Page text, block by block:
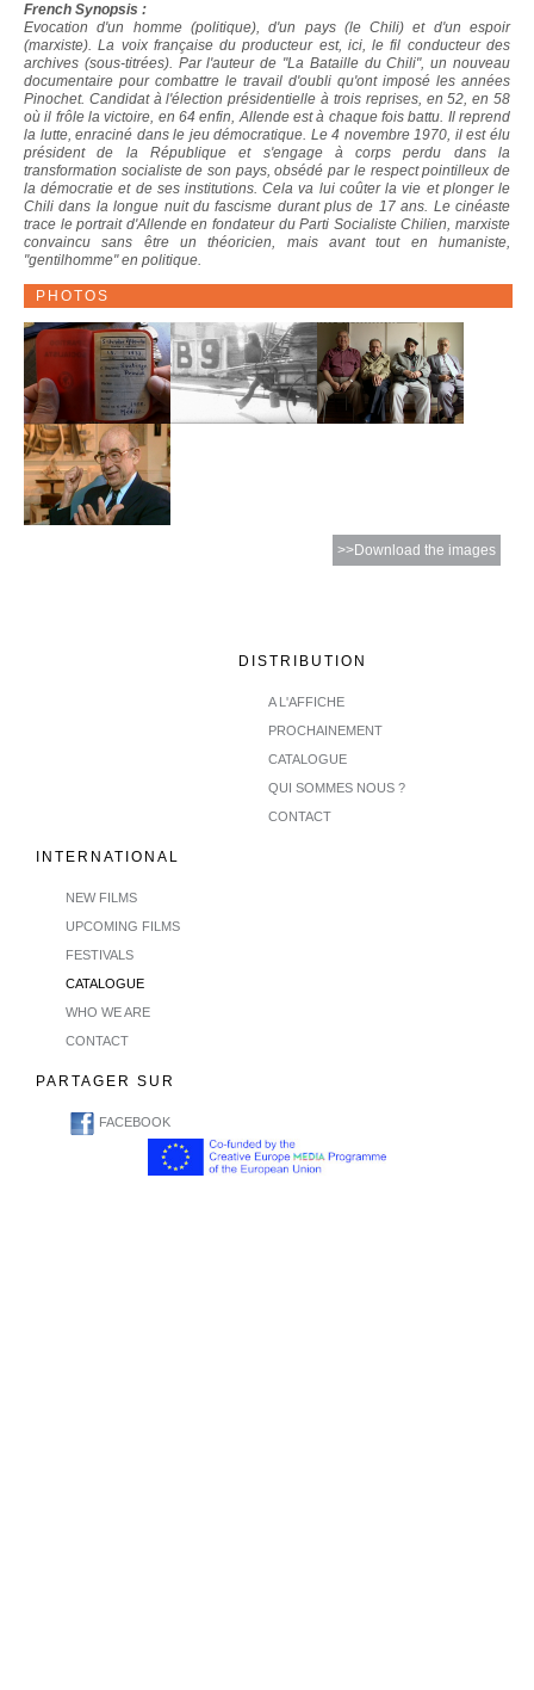
French Synopsis :
Evocation d'un homme (politique), d'un pays (le Chili) et d'un espoir
(marxiste). La voix française du producteur est, ici, le fil conducteur des
archives (sous-titrées). Par l'auteur de "La Bataille du Chili", un nouveau
documentaire pour combattre le travail d'oubli qu'ont imposé les années
Pinochet. Candidat à l'élection présidentielle à trois reprises, en 52, en 58
où il frôle la victoire, en 64 enfin, Allende est à chaque fois battu. Il reprend
la lutte, enraciné dans le jeu démocratique. Le 4 novembre 1970, il est élu
président de la République et s'engage à corps perdu dans la
transformation socialiste de son pays, obsédé par le respect pointilleux de
la démocratie et de ses institutions. Cela va lui coûter la vie et plonger le
Chili dans la longue nuit du fascisme durant plus de 17 ans. Le cinéaste
trace le portrait d'Allende en fondateur du Parti Socialiste Chilien, marxiste
convaincu sans être un théoricien, mais avant tout en humaniste,
"gentilhomme" en politique.
PHOTOS
>>Download the images
DISTRIBUTION
A L'AFFICHE
PROCHAINEMENT
CATALOGUE
QUI SOMMES NOUS ?
CONTACT
INTERNATIONAL
NEW FILMS
UPCOMING FILMS
FESTIVALS
CATALOGUE
WHO WE ARE
CONTACT
PARTAGER SUR
FACEBOOK